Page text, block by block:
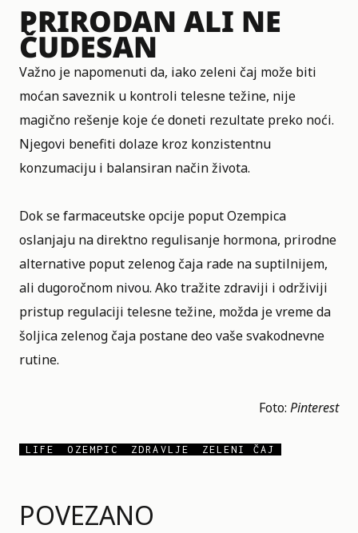
POVEZANO
PRIRODAN ALI NE
ČUDESAN
Važno je napomenuti da, iako zeleni čaj može biti
moćan saveznik u kontroli telesne težine, nije
magično rešenje koje će doneti rezultate preko noći.
Njegovi benefiti dolaze kroz konzistentnu
konzumaciju i balansiran način života.
Dok se farmaceutske opcije poput Ozempica
oslanjaju na direktno regulisanje hormona, prirodne
alternative poput zelenog čaja rade na suptilnijem,
ali dugoročnom nivou. Ako tražite zdraviji i održiviji
pristup regulaciji telesne težine, možda je vreme da
šoljica zelenog čaja postane deo vaše svakodnevne
rutine.
Foto: Pinterest
LIFE OZEMPIC ZDRAVLJE ZELENI ČAJ